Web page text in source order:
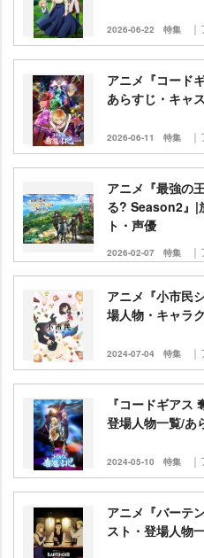
2026-06-22 特集
アニメ『コード
あらすじ・キャ
2026-06-11 特集
アニメ『最強の
る? Season2』|
ト・声優
2026-02-07 特集
アニメ『小市民
場人物・キャラ
2024-07-04 特集
『コードギアス
登場人物一覧/あ
2024-05-10 特集
アニメ『バーテ
スト・登場人物